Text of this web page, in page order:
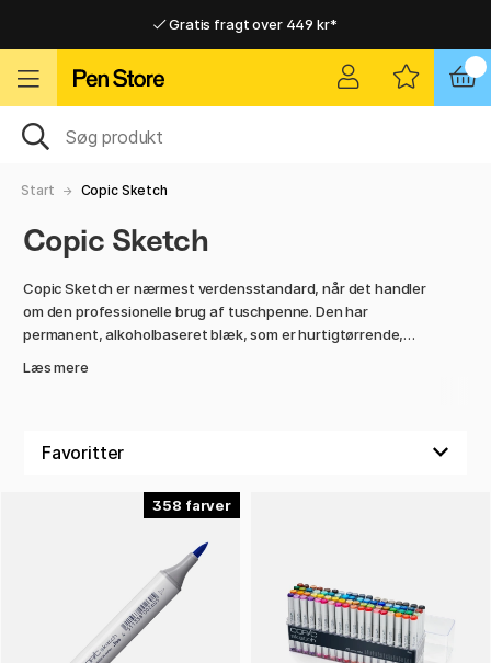
Gratis fragt over 449 kr*
Hurtigt til dør eller pakkeshop
Hurtigt til dør eller pakkeshop
Start Copic Sketch
Copic Sketch
Copic Sketch er nærmest verdensstandard, når det handler
om den professionelle brug af tuschpenne. Den har
permanent, alkoholbaseret blæk, som er hurtigtørrende,
professionelle designere og kunstneramatører.
Takket være den høje kvalitet er Copic Markers ikke billige
(selvom vi på Pen Store tilbyder lave priser på Copic). Her
finder du alle 358 farver Copic Sketch.
Læs mere
358